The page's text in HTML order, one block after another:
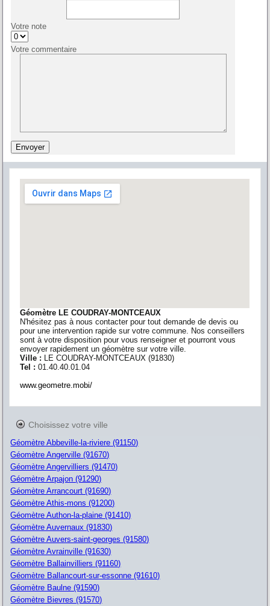
Votre note
Votre commentaire
Géomètre LE COUDRAY-MONTCEAUX
N'hésitez pas à nous contacter pour tout demande de devis ou
pour une intervention rapide sur votre commune. Nos conseillers
sont à votre disposition pour vous renseigner et pourront vous
envoyer rapidement un géomètre sur votre ville.
Ville :
LE COUDRAY-MONTCEAUX (91830)
Tel :01.40.40.01.04
www.geometre.mobi/
Choisissez votre ville
Géomètre Abbeville-la-riviere (91150)
Géomètre Angerville (91670)
Géomètre Angervilliers (91470)
Géomètre Arpajon (91290)
Géomètre Arrancourt (91690)
Géomètre Athis-mons (91200)
Géomètre Authon-la-plaine (91410)
Géomètre Auvernaux (91830)
Géomètre Auvers-saint-georges (91580)
Géomètre Avrainville (91630)
Géomètre Ballainvilliers (91160)
Géomètre Ballancourt-sur-essonne (91610)
Géomètre Baulne (91590)
Géomètre Bievres (91570)